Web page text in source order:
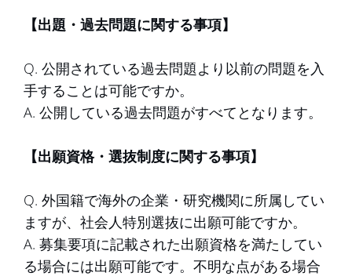
【出題・過去問題に関する事項】
Q. 公開されている過去問題より以前の問題を入
手することは可能ですか。
A. 公開している過去問題がすべてとなります。
【出願資格・選抜制度に関する事項】
Q. 外国籍で海外の企業・研究機関に所属してい
ますが、社会人特別選抜に出願可能ですか。
A. 募集要項に記載された出願資格を満たしてい
る場合には出願可能です。不明な点がある場合